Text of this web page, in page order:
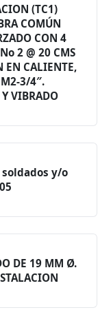
(TC1)
COMÚN
CON 4
2 @ 20 CMS
EN CALIENTE,
3/4″.
VIBRADO
y/o
DE 19 MM Ø.